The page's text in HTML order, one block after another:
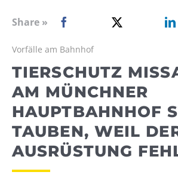
WEBRADIO
Share »
Vorfälle am Bahnhof
TIERSCHUTZ
AM MÜNCHNER
HAUPTBAHNHOF
TAUBEN, WEIL
AUSRÜSTUNG